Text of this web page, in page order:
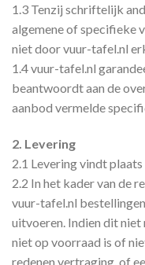
1.3 Tenzij schriftelijk
algemene of specifieke
niet door vuur-tafel.nl
1.4 vuur-tafel.nl
beantwoordt aan de
aanbod vermelde
2. Levering
2.1 Levering vindt
2.2 In het kader van de
vuur-tafel.nl
uitvoeren. Indien dit
niet op voorraad is of
redenen vertraging, of